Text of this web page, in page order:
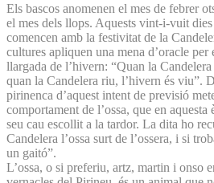
Els bascos anomenen el mes de febrer
el mes dels llops. Aquests vint-i-vuit
comencen amb la festivitat de la
cultures apliquen una mena d’oracle per
llargada de l’hivern: “Quan la
quan la Candelera riu, l’hivern és viu”.
pirinenca d’aquest intent de previsió
comportament de l’ossa, que en aquesta
seu cau escollit a la tardor. La dita ho
Candelera l’ossa surt de l’ossera, i si
un gaitó”.
L’ossa, o si preferiu, artz, martin i onso